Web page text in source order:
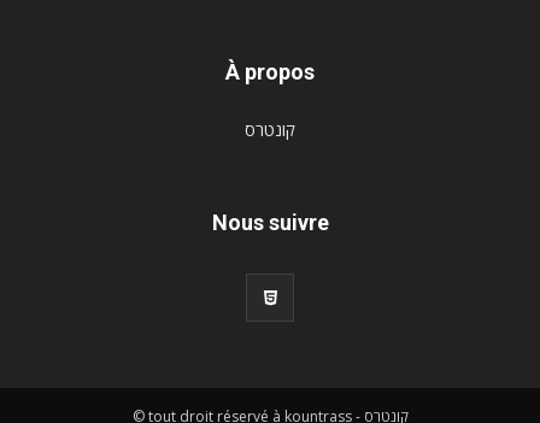
À propos
קונטרס
Nous suivre
© tout droit réservé à kountrass - קונטרס